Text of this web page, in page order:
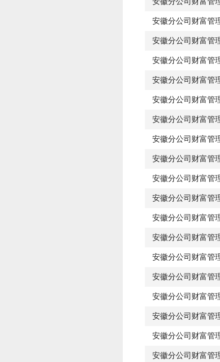
安徽分公司财富管
安徽分公司财富管
安徽分公司财富管
安徽分公司财富管
安徽分公司财富管
安徽分公司财富管
安徽分公司财富管
安徽分公司财富管
安徽分公司财富管
安徽分公司财富管
安徽分公司财富管
安徽分公司财富管
安徽分公司财富管
安徽分公司财富管
安徽分公司财富管
安徽分公司财富管
安徽分公司财富管
安徽分公司财富管